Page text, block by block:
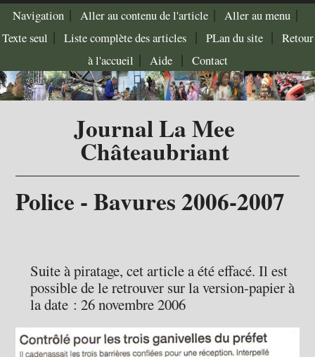
Navigation| Aller au contenu de l'article| Aller au menu|
Texte seul | Liste complète des articles| PLan du site | Retour
à l'accueil | Aide| Contact
Journal La Mee
Châteaubriant
Police - Bavures 2006-2007
Suite à piratage, cet article a été effacé. Il est
possible de le retrouver sur la version-papier à
la date : 26 novembre 2006